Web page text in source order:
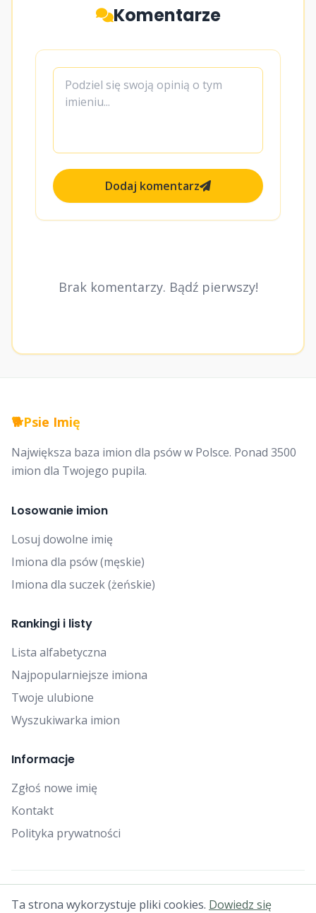
Komentarze
Dodaj komentarz
Brak komentarzy. Bądź pierwszy!
🐕Psie Imię
Największa baza imion dla psów w Polsce. Ponad 3500
imion dla Twojego pupila.
Losowanie imion
Losuj dowolne imię
Imiona dla psów (męskie)
Imiona dla suczek (żeńskie)
Rankingi i listy
Lista alfabetyczna
Najpopularniejsze imiona
Twoje ulubione
Wyszukiwarka imion
Informacje
Zgłoś nowe imię
Kontakt
Polityka prywatności
© 2025 Falcon Bytes. Wszelkie prawa zastrzeżone.
Ta strona wykorzystuje pliki cookies. Dowiedz się